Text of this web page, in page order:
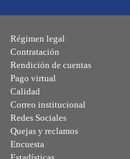
Régimen legal
Contratación
Rendición de cuentas
Pago virtual
Calidad
Correo institucional
Redes Sociales
Quejas y reclamos
Encuesta